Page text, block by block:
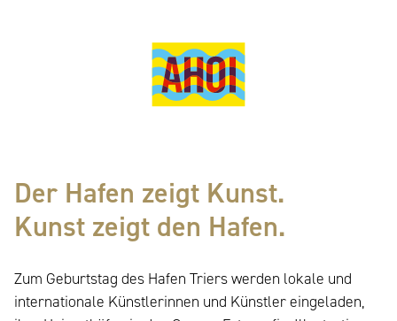
Der Hafen zeigt Kunst.
Kunst zeigt den Hafen.
Zum Geburtstag des Hafen Triers werden lokale und
internationale Künstlerinnen und Künstler eingeladen,